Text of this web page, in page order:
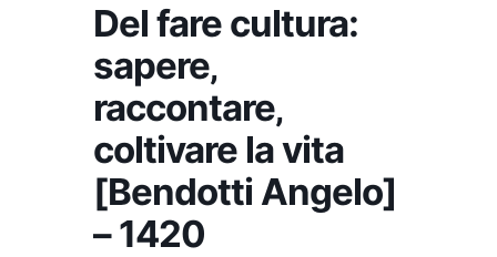
Del fare cultura:
sapere‚
raccontare‚
coltivare la vita
[Bendotti Angelo]
– 1420